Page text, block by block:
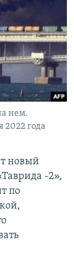
нем.
года
новый
-2»,
по